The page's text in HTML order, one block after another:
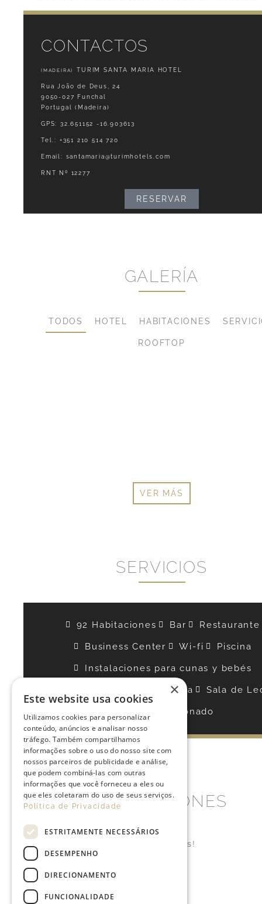
CONTACTOS
(MADEIRA) TURIM SANTA MARIA HOTEL
Rua João de Deus, 24
9050-027 Funchal
Portugal (Madeira)
GPS: 32.651152 -16.903613
Tel.: +351 210 514 720
Email: santamaria@turimhotels.com
RNT Nº 12277
RESERVAR
GALERÍA
TODOS HOTEL HABITACIONES
ROOFTOP
VER MÁS
SERVICIOS
92 Habitaciones Bar Restaurante
Business Center Wi-fi Piscina
Instalaciones para cunas y bebés
Cafetería Sala de
Aire Condicionado
PROMOCIONES
¡No se han encontrado entradas!
×
Este website usa cookies
Utilizamos cookies para personalizar
conteúdo, anúncios e analisar nosso
tráfego. Também compartilhamos
informações sobre o uso do nosso site com
nossos parceiros de publicidade e análise,
que podem combiná-las com outras
informações que você forneceu a eles ou
que eles coletaram do uso de seus serviços.
Política de Privacidade
ESTRITAMENTE NECESSÁRIOS
DESEMPENHO
DIRECIONAMENTO
FUNCIONALIDADE